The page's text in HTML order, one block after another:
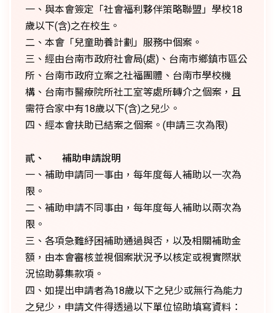
一、與本會簽定「社會福利夥伴策略聯盟」學校18
歲以下(含)之在校生。
二、本會「兒童助養計劃」服務中個案。
三、經由台南市政府社會局(處)、台南市鄉鎮市區公
所、台南市政府立案之社福團體、台南市學校機
構、台南市醫療院所社工室等處所轉介之個案，且
需符合家中有18歲以下(含)之兒少。
四、經本會扶助已結案之個案。(申請三次為限)
貳、 補助申請說明
一、補助申請同一事由，每年度每人補助以一次為
限。
二、補助申請不同事由，每年度每人補助以兩次為
限。
三、各項急難紓困補助通過與否，以及相關補助金
額，由本會審核並視個案狀況予以核定或視實際狀
況協助募集款項。
四、如提出申請者為18歲以下之兒少或無行為能力
之兒少，申請文件得透過以下單位協助填寫資料：